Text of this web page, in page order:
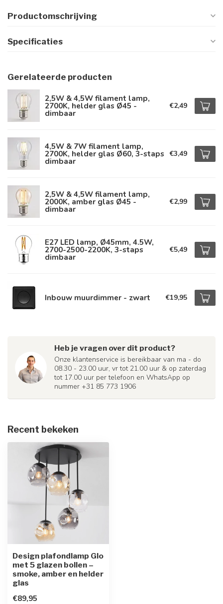
Productomschrijving
Specificaties
Gerelateerde producten
2,5W & 4,5W filament lamp,
2700K, helder glas Ø45 -
dimbaar
€2,49
4,5W & 7W filament lamp,
2700K, helder glas Ø60, 3-staps
dimbaar
€3,49
2,5W & 4,5W filament lamp,
2000K, amber glas Ø45 -
dimbaar
€2,99
E27 LED lamp, Ø45mm, 4.5W,
2700-2500-2200K, 3-staps
dimbaar
€5,49
Inbouw muurdimmer - zwart €19,95
Heb je vragen over dit product?
Onze klantenservice is bereikbaar van ma - do
08.30 - 23.00 uur, vr tot 21.00 uur & op zaterdag
tot 17.00 uur per telefoon en WhatsApp op
nummer +31 85 773 1906
Recent bekeken
Design plafondlamp Glo
met 5 glazen bollen –
smoke, amber en helder
glas
€89,95